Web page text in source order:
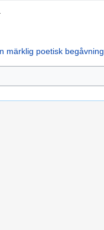
märklig poetisk begåvning